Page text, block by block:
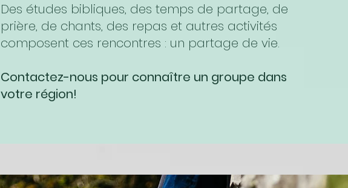
Des études bibliques, des temps de partage, de
prière, de chants, des repas et autres activités
composent ces rencontres : un partage de vie.
Contactez-nous pour connaître un groupe dans
votre région!